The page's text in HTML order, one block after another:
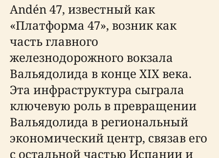
Andén 47, известный как
«Платформа 47», возник как
часть главного
железнодорожного вокзала
Вальядолида в конце XIX века.
Эта инфраструктура сыграла
ключевую роль в превращении
Вальядолида в региональный
экономический центр, связав его
с остальной частью Испании и